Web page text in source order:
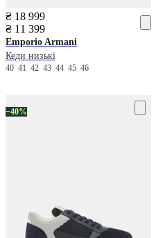
₴ 18 999
₴ 11 399
Emporio Armani
Кеди низькі
40 41 42 43 44 45 46
−40%